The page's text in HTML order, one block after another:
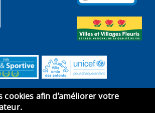
cookies afin d’améliorer votre